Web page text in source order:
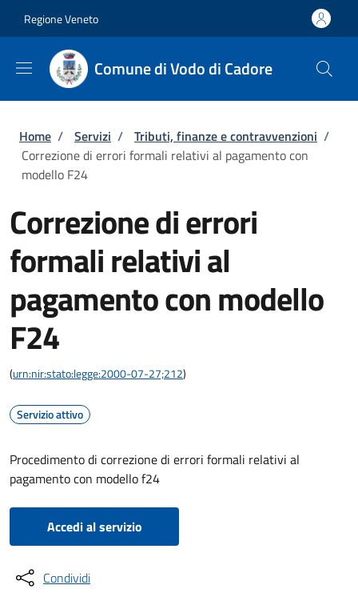
Regione Veneto
Comune di Vodo di Cadore
Briciole di pane
Home / Servizi / Tributi, finanze e contravvenzioni /
Correzione di errori formali relativi al pagamento con
modello F24
Correzione di errori
formali relativi al
pagamento con modello
F24
(urn:nir:stato:legge:2000-07-27;212)
Servizio attivo
Procedimento di correzione di errori formali relativi al
pagamento con modello f24
Accedi al servizio
Condividi